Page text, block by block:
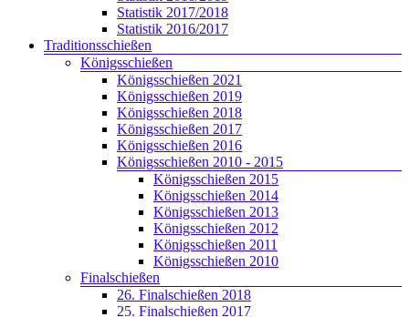
Statistik 2017/2018
Statistik 2016/2017
Traditionsschießen
Königsschießen
Königsschießen 2021
Königsschießen 2019
Königsschießen 2018
Königsschießen 2017
Königsschießen 2016
Königsschießen 2010 - 2015
Königsschießen 2015
Königsschießen 2014
Königsschießen 2013
Königsschießen 2012
Königsschießen 2011
Königsschießen 2010
Finalschießen
26. Finalschießen 2018
25. Finalschießen 2017